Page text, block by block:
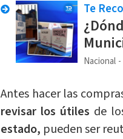
Te
Nacional
​Antes hacer las
revisar los útiles de
estado, pueden ser